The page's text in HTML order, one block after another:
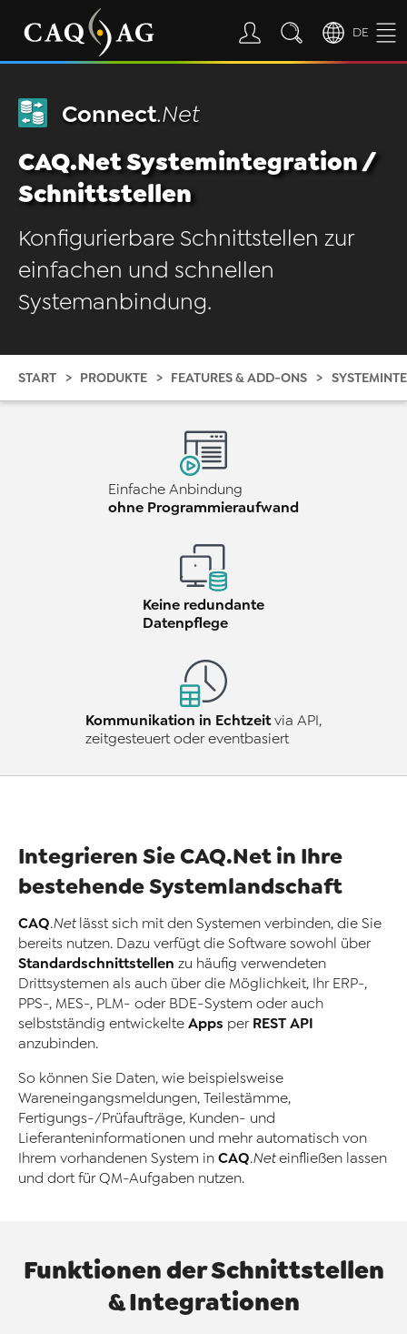
DE
Connect.Net
CAQ.Net Systemintegration /
Schnittstellen
Konfigurierbare Schnittstellen zur
einfachen und schnellen
Systemanbindung.
START PRODUKTE FEATURES & ADD-ONS
Einfache Anbindung
ohne Programmieraufwand
Keine redundante
Datenpflege
Kommunikation in Echtzeitvia API,
zeitgesteuert oder eventbasiert
Integrieren Sie CAQ.Net in Ihre
bestehende Systemlandschaft
CAQ.Netlässt sich mit den Systemen verbinden, die Sie
bereits nutzen. Dazu verfügt die Software sowohl über
Standardschnittstellen zu häufig verwendeten
Drittsystemen als auch über die Möglichkeit, Ihr ERP-,
PPS-, MES-, PLM- oder BDE-System oder auch
selbstständig entwickelte Apps per REST API
anzubinden.
So können Sie Daten, wie beispielsweise
Wareneingangsmeldungen, Teilestämme,
Fertigungs-/Prüfaufträge, Kunden- und
Lieferanteninformationen und mehr automatisch von
Ihrem vorhandenen System in CAQ.Neteinfließen lassen
und dort für QM-Aufgaben nutzen.
Funktionen der Schnittstellen
& Integrationen